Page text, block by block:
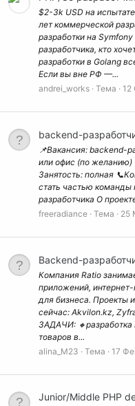
$2-3k USD на
лет коммерческой
разработки на
разработчика, кто
разработки в Golang
Если вы вне РФ —...
andrei_works Тема 12
backend-
📌Вакансия: backend-
или офис (по желанию)
Занятость: полная
стать частью команды
разработчика О
freeradiance Тема 25
Backend-
Компания Ratio
приложений,
для бизнеса. Проекты
сейчас: Akvilon.kz,
ЗАДАЧИ: 🔸разработка
товаров в...
alina_M23
Тема 17
Junior/Middle PHP